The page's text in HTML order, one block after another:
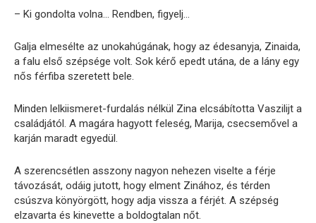
– Ki gondolta volna… Rendben, figyelj…
Galja elmesélte az unokahúgának, hogy az édesanyja, Zinaida,
a falu első szépsége volt. Sok kérő epedt utána, de a lány egy
nős férfiba szeretett bele.
Minden lelkiismeret-furdalás nélkül Zina elcsábította Vaszilijt a
családjától. A magára hagyott feleség, Marija, csecsemővel a
karján maradt egyedül.
A szerencsétlen asszony nagyon nehezen viselte a férje
távozását, odáig jutott, hogy elment Zinához, és térden
csúszva könyörgött, hogy adja vissza a férjét. A szépség
elzavarta és kinevette a boldogtalan nőt.